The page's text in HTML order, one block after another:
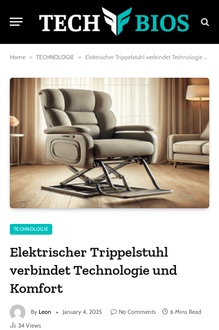
Home » TECHNOLOGIE » Elektrischer Trippelstuhl verbindet Technologie und Komfort
TECHNOLOGIE
Elektrischer Trippelstuhl
verbindet Technologie und
Komfort
By Leon January 4, 2025 No Comments
6 Mins Read
34 Views